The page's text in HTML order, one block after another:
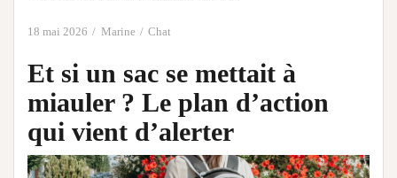
18 mai 2026 Marine Chat
Et si un sac se mettait à
miauler ? Le plan d’action
qui vient d’alerter